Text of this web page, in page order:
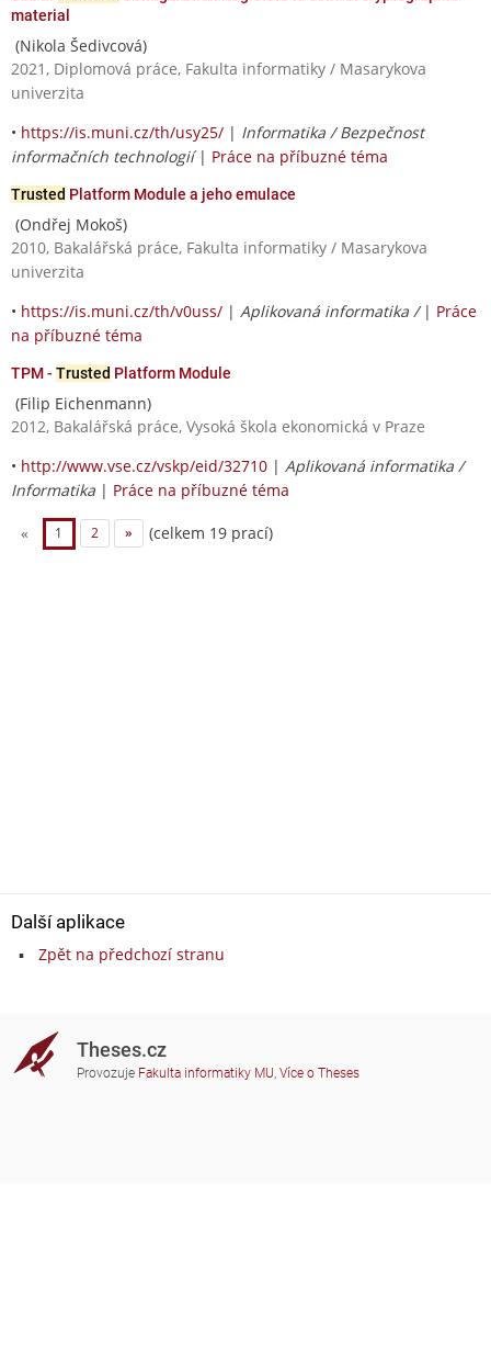
material
(Nikola Šedivcová)
2021, Diplomová práce, Fakulta informatiky / Masarykova
univerzita
• https://is.muni.cz/th/usy25/ | Informatika / Bezpečnost
informačních technologií| Práce na příbuzné téma
Trusted Platform Module a jeho emulace
(Ondřej Mokoš)
2010, Bakalářská práce, Fakulta informatiky / Masarykova
univerzita
• https://is.muni.cz/th/v0uss/ | Aplikovaná informatika / | Práce
na příbuzné téma
TPM - Trusted Platform Module
(Filip Eichenmann)
2012, Bakalářská práce, Vysoká škola ekonomická v Praze
• http://www.vse.cz/vskp/eid/32710 | Aplikovaná informatika /
Informatika | Práce na příbuzné téma
« 1 2 » (celkem 19 prací)
Další aplikace
Zpět na předchozí stranu
Theses.cz
Provozuje Fakulta informatiky MU, Více o Theses